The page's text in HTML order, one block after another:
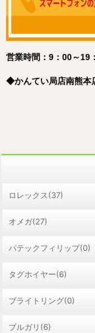
営業時間：9：00～19
◆かんてい局店南熊本
ロレックス(37)
オメガ(27)
パテックフィリップ(0)
タグホイヤー(6)
ブライトリング(0)
ブルガリ(6)